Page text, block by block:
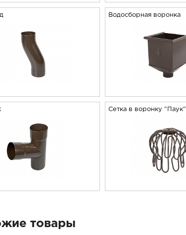
Водосборная воронка
Сетка в воронку "Паук"
товары